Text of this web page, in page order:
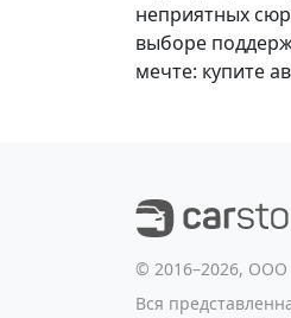
неприятных
выборе
мечте: купите
©️ 2016–2026, ООО
Вся